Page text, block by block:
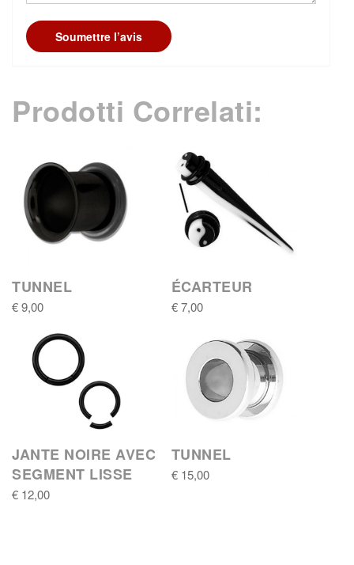
Soumettre l’avis
Prodotti Correlati:
TUNNEL
€ 9,00
ÉCARTEUR
€ 7,00
JANTE NOIRE AVEC
SEGMENT LISSE
€ 12,00
TUNNEL
€ 15,00